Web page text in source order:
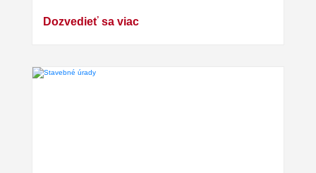
Dozvedieť sa viac